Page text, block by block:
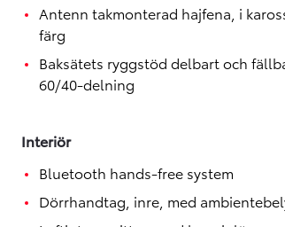
Antenn takmonterad hajfena, i
färg
Baksätets ryggstöd delbart och
60/40-delning
Interiör
Bluetooth hands-free system
Dörrhandtag, inre, med